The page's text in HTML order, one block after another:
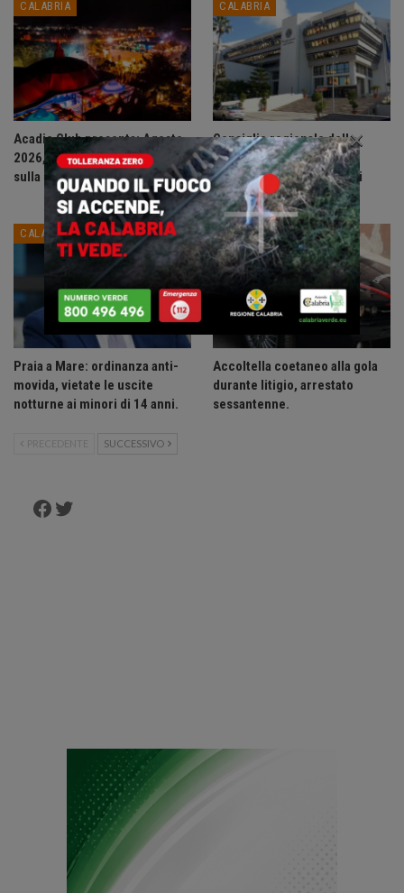
CALABRIA
Acadie Club presenta: Agosto
2026, un mese di grandi eventi
sulla Riviera dei Cedri.
CALABRIA
Consiglio regionale della
Calabria approva
assestamento e variazioni
bilancio…
CALABRIA
Praia a Mare: ordinanza anti-
movida, vietate le uscite
notturne ai minori di 14 anni.
CALABRIA
Accoltella coetaneo alla gola
durante litigio, arrestato
sessantenne.
PRECEDENTE SUCCESSIVO
Facebook
Twitter
×